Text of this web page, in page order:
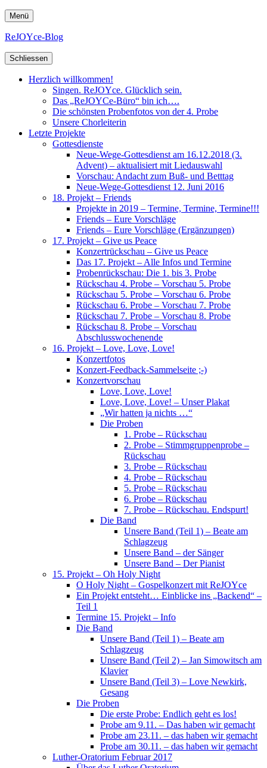
Menü
ReJOYce-Blog
Schliessen
Herzlich willkommen!
Singen. ReJOYce. Glücklich sein.
Das „ReJOYCe-Büro“ bin ich….
Die schönsten Probenfotos von der 4. Probe
Unsere Chorleiterin
Letzte Projekte
Gottesdienste
Neue-Wege-Gottesdienst am 16.12.2018 (3.
Advent) – aktualisiert mit Liedauswahl
Vorschau: Andacht zum Buß- und Betttag
Neue-Wege-Gottesdienst 12. Juni 2016
18. Projekt – Friends
Projekte in 2019 – Termine, Termine, Termine!!!
Friends – Eure Vorschläge
Friends – Eure Vorschläge (Ergänzungen)
17. Projekt – Give us Peace
Konzertrückschau – Give us Peace
Das 17. Projekt – Alle Infos und Termine
Probenrückschau: Die 1. bis 3. Probe
Rückschau 4. Probe – Vorschau 5. Probe
Rückschau 5. Probe – Vorschau 6. Probe
Rückschau 6. Probe – Vorschau 7. Probe
Rückschau 7. Probe – Vorschau 8. Probe
Rückschau 8. Probe – Vorschau
Abschlusswochenende
16. Projekt – Love, Love, Love!
Konzertfotos
Konzert-Feedback-Sammelseite ;-)
Konzertvorschau
Love, Love, Love!
Love, Love, Love! – Unser Plakat
„Wir hatten ja nichts …“
Die Proben
1. Probe – Rückschau
2. Probe – Stimmgruppenprobe –
Rückschau
3. Probe – Rückschau
4. Probe – Rückschau
5. Probe – Rückschau
6. Probe – Rückschau
7. Probe – Rückschau. Endspurt!
Die Band
Unsere Band (Teil 1) – Beate am
Schlagzeug
Unsere Band – der Sänger
Unsere Band – Der Pianist
15. Projekt – Oh Holy Night
O Holy Night – Gospelkonzert mit ReJOYce
Ein Projekt entsteht… Einblicke ins „Backend“ –
Teil 1
Termine 15. Projekt – Info
Die Band
Unsere Band (Teil 1) – Beate am
Schlagzeug
Unsere Band (Teil 2) – Jan Simowitsch am
Klavier
Unsere Band (Teil 3) – Love Newkirk,
Gesang
Die Proben
Die erste Probe: Endlich geht es los!
Probe am 9.11. – Das haben wir gemacht
Probe am 23.11. – das haben wir gemacht
Probe am 30.11. – das haben wir gemacht
Luther-Oratorium Februar 2017